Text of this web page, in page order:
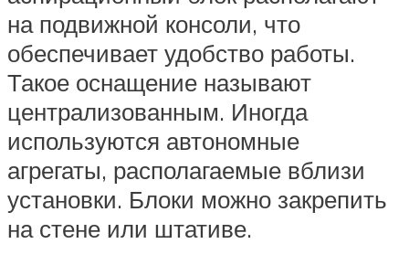
на подвижной консоли, что
обеспечивает удобство работы.
Такое оснащение называют
централизованным. Иногда
используются автономные
агрегаты, располагаемые вблизи
установки. Блоки можно закрепить
на стене или штативе.